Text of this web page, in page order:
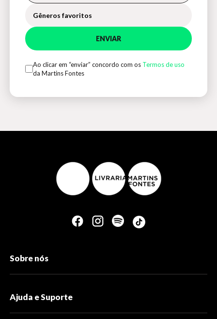
Gêneros favoritos
ENVIAR
Ao clicar em “enviar” concordo com os Termos de uso
da Martins Fontes
Sobre nós
Ajuda e Suporte